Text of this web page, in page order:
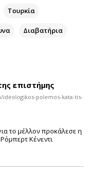
Τουρκία
Διαβατήρια
επιστήμης
polemos-kata-tis-
το μέλλον προκάλεσε η
Κένεντι